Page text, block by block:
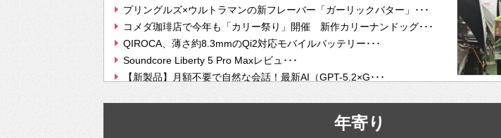
プリングルズ×ウルトラマンの新フレーバー「ガーリックバター」･･･
コメダ珈琲店で今年も「カリー祭り」開催 新作カリーナンドッグ･･･
QIROCA、薄さ約8.3mmのQi2対応モバイルバッテリー･･･
Soundcore Liberty 5 Pro Maxレビュ･･･
【新製品】月額不要で自然な会話！最新AI（GPT-5.2×G･･･
【次世代の没入感と生産性】VITURE Luma Ultra･･･
挫折率8割の壁をAIで突破。ジャストシステム、”自分が今話し･･･
年寄り